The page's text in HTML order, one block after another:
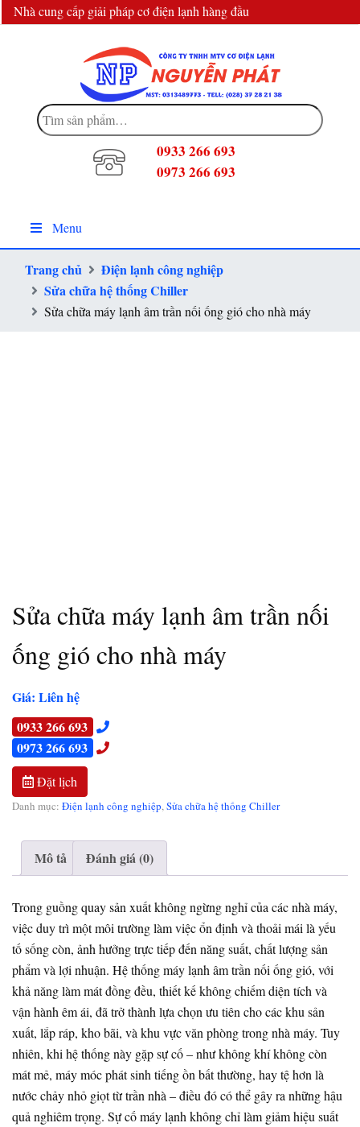
Nhà cung cấp giải pháp cơ điện lạnh hàng đầu
Tìm
kiếm:
0933 266 693
0973 266 693
Menu
Trang chủ
Điện lạnh công nghiệp
Sửa chữa hệ thống Chiller
Sửa chữa máy lạnh âm trần nối ống gió cho nhà máy
Sửa chữa máy lạnh âm trần nối
ống gió cho nhà máy
Giá: Liên hệ
0933 266 693
0973 266 693
Đặt lịch
Danh mục: Điện lạnh công nghiệp,Sửa chữa hệ thống Chiller
Mô tả Đánh giá (0)
Trong guồng quay sản xuất không ngừng nghỉ của các nhà máy,
việc duy trì một môi trường làm việc ổn định và thoải mái là yếu
tố sống còn, ảnh hưởng trực tiếp đến năng suất, chất lượng sản
phẩm và lợi nhuận. Hệ thống máy lạnh âm trần nối ống gió, với
khả năng làm mát đồng đều, thiết kế không chiếm diện tích và
vận hành êm ái, đã trở thành lựa chọn ưu tiên cho các khu sản
xuất, lắp ráp, kho bãi, và khu vực văn phòng trong nhà máy. Tuy
nhiên, khi hệ thống này gặp sự cố – như không khí không còn
mát mẻ, máy móc phát sinh tiếng ồn bất thường, hay tệ hơn là
nước chảy nhỏ giọt từ trần nhà – điều đó có thể gây ra những hậu
quả nghiêm trọng. Sự cố máy lạnh không chỉ làm giảm hiệu suất